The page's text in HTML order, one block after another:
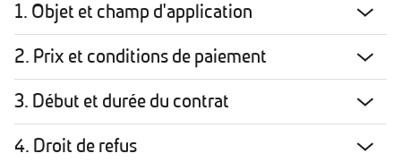
1. Objet et champ d'application
2. Prix et conditions de paiement
3. Début et durée du contrat
4. Droit de refus